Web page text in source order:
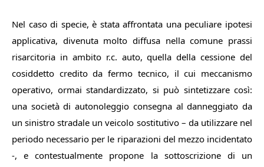
Nel caso di specie, è stata affrontata una peculiare ipotesi
applicativa, divenuta molto diffusa nella comune prassi
risarcitoria in ambito r.c. auto, quella della cessione del
cosiddetto credito da fermo tecnico, il cui meccanismo
operativo, ormai standardizzato, si può sintetizzare così:
una società di autonoleggio consegna al danneggiato da
un sinistro stradale un veicolo sostitutivo – da utilizzare nel
periodo necessario per le riparazioni del mezzo incidentato
-, e contestualmente propone la sottoscrizione di un